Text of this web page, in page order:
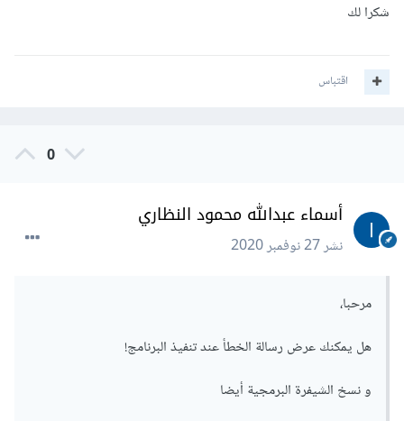
شكرا لك
اقتباس
0
أسماء عبدالله محمود النظاري
نشر27 نوفمبر 2020
مرحبا،
هل يمكنك عرض رسالة الخطأ عند تنفيذ البرنامج!
و نسخ الشيفرة البرمجية أيضا